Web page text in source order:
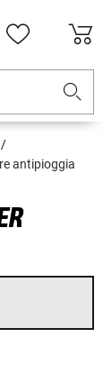
antipioggia